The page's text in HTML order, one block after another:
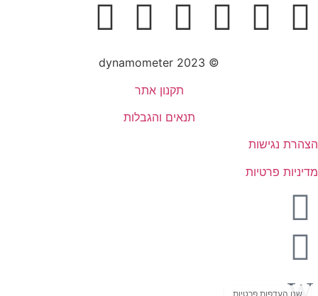
© 2023
תקנון אתר
תנאים והגבלות
הצהרת נגישות
מדיניות פרטיות
שנו העדפות פרטיות